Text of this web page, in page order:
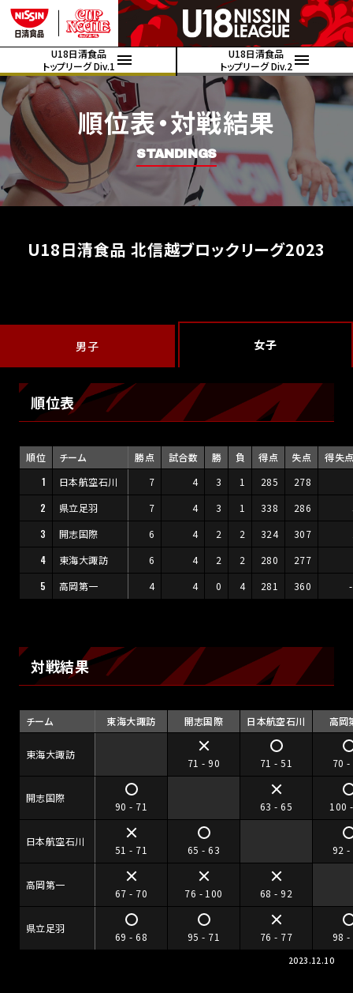
U18日清食品
トップリーグ Div.1
U18日清食品
トップリーグ Div.2
順位表・対戦結果
STANDINGS
U18日清食品 北信越ブロックリーグ2023
男子 女子
順位表
順位 チーム 勝点 試合数 勝 負 得点 失点
得失
1
日本航空石川 7 4 3 1 285
278
2
県立足羽 7 4 3 1 338 286
3
開志国際 6 4 2 2 324 307
4
東海大諏訪 6 4 2 2 280
277
5
高岡第一 4 4 0 4 281 360
対戦結果
チーム 東海大諏訪 開志国際 日本航空石川 高岡
東海大諏訪
71 - 90 71 - 51 70
開志国際
90 - 71 63 - 65 100
日本航空石川
51 - 71 65 - 63 92 -
高岡第一
67 - 70 76 - 100 68 - 92
県立足羽
69 - 68 95 - 71 76 - 77 98 -
2023.12.10